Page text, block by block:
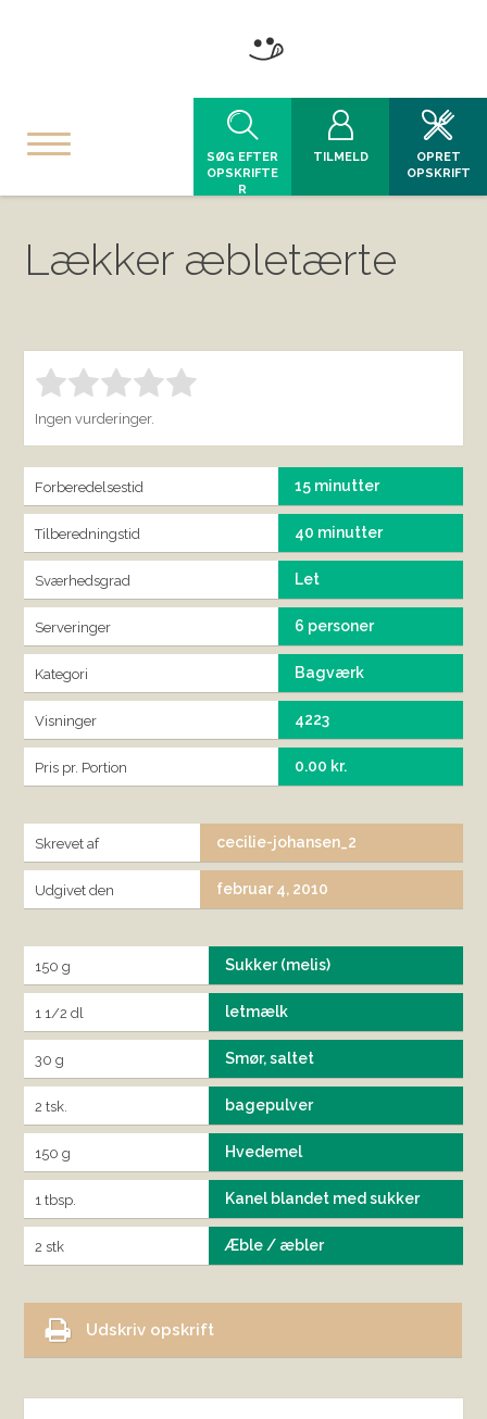
SØG EFTER
OPSKRIFTE
R
TILMELD
OPRET
OPSKRIFT
Lækker æbletærte
Bedøm denne vare: 1.00
Ingen vurderinger.
Forberedelsestid 15 minutter
Tilberedningstid 40 minutter
Sværhedsgrad Let
Serveringer 6 personer
Kategori Bagværk
Visninger 4223
Pris pr. Portion 0.00 kr.
Skrevet af cecilie-johansen_2
Udgivet den februar 4, 2010
150 g Sukker (melis)
1 1/2 dl letmælk
30 g Smør, saltet
2 tsk. bagepulver
150 g Hvedemel
1 tbsp. Kanel blandet med sukker
2 stk Æble / æbler
Udskriv opskrift